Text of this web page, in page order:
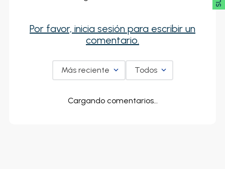
Por favor, inicia sesión para escribir un
comentario.
Más reciente Todos
Cargando comentarios…